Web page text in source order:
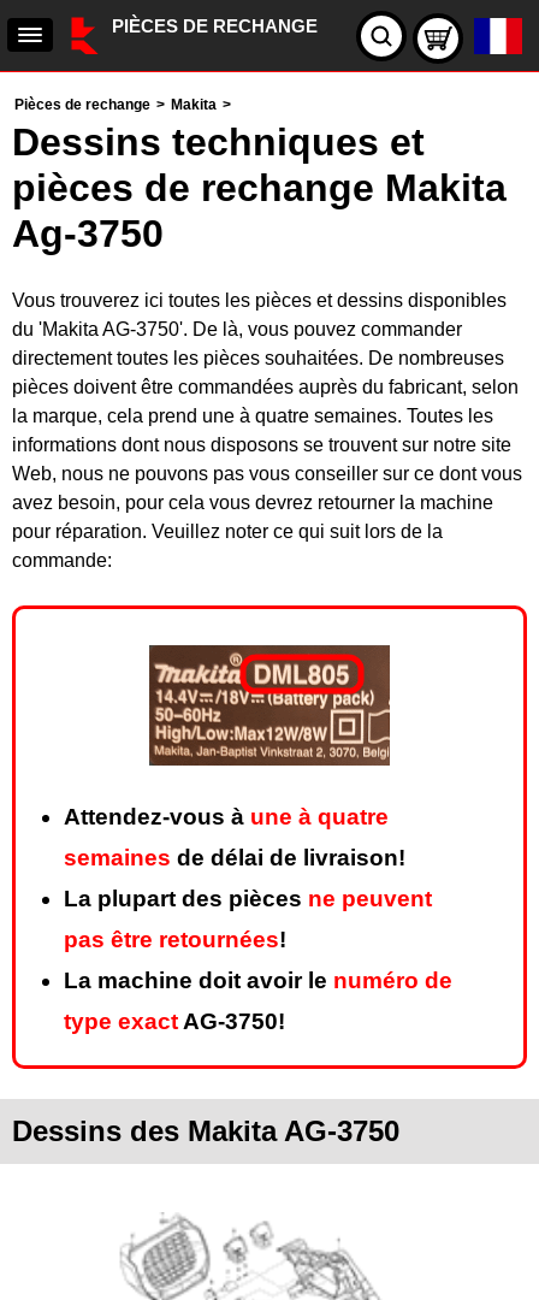
PIÈCES DE RECHANGE
Pièces de rechange > Makita >
Dessins techniques et
pièces de rechange Makita
Ag-3750
Vous trouverez ici toutes les pièces et dessins disponibles
du 'Makita AG-3750'. De là, vous pouvez commander
directement toutes les pièces souhaitées. De nombreuses
pièces doivent être commandées auprès du fabricant, selon
la marque, cela prend une à quatre semaines. Toutes les
informations dont nous disposons se trouvent sur notre site
Web, nous ne pouvons pas vous conseiller sur ce dont vous
avez besoin, pour cela vous devrez retourner la machine
pour réparation. Veuillez noter ce qui suit lors de la
commande:
Attendez-vous à une à quatre
semaines de délai de livraison!
La plupart des pièces ne peuvent
pas être retournées!
La machine doit avoir le numéro de
type exact AG-3750!
Dessins des Makita AG-3750